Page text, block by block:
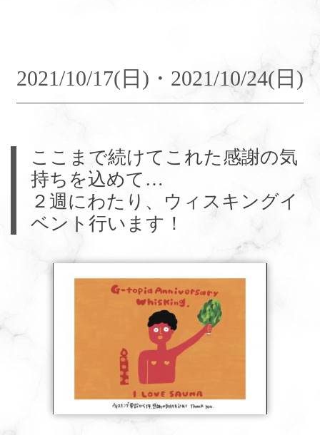
2021/10/17(日)・2021/10/24(日)
ここまで続けてこれた感謝の気
持ちを込めて…
２週にわたり、ウィスキングイ
ベント行います！